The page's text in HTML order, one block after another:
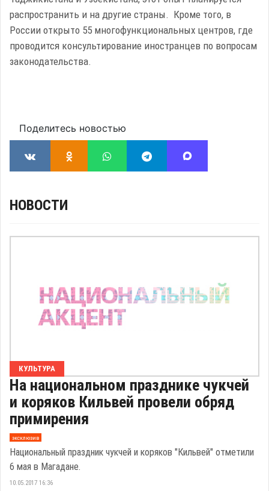
распространить и на другие страны. Кроме того, в
России открыто 55 многофункциональных центров, где
проводится консультирование иностранцев по вопросам
законодательства.
Поделитесь новостью
НОВОСТИ
КУЛЬТУРА
На национальном празднике чукчей
и коряков Кильвей провели обряд
примирения
эксклюзив
Национальный праздник чукчей и коряков "Кильвей" отметили
6 мая в Магадане.
10.05.2017 16:36